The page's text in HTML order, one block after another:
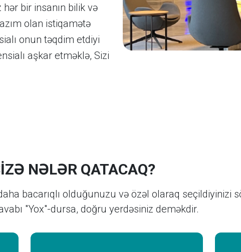
bir insanın bilik və
olan istiqamətə
onun təqdim etdiyi
aşkar etməklə, Sizi
NƏLƏR QATACAQ?
bacarıqlı olduğunuzu və özəl olaraq seçildiyinizi
"Yox"-dursa, doğru yerdəsiniz deməkdir.